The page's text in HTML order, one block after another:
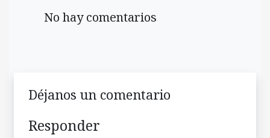
No hay comentarios
Déjanos un comentario
Responder